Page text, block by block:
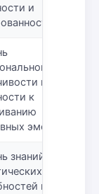
и
и
к
эмоций.
знаний,
и